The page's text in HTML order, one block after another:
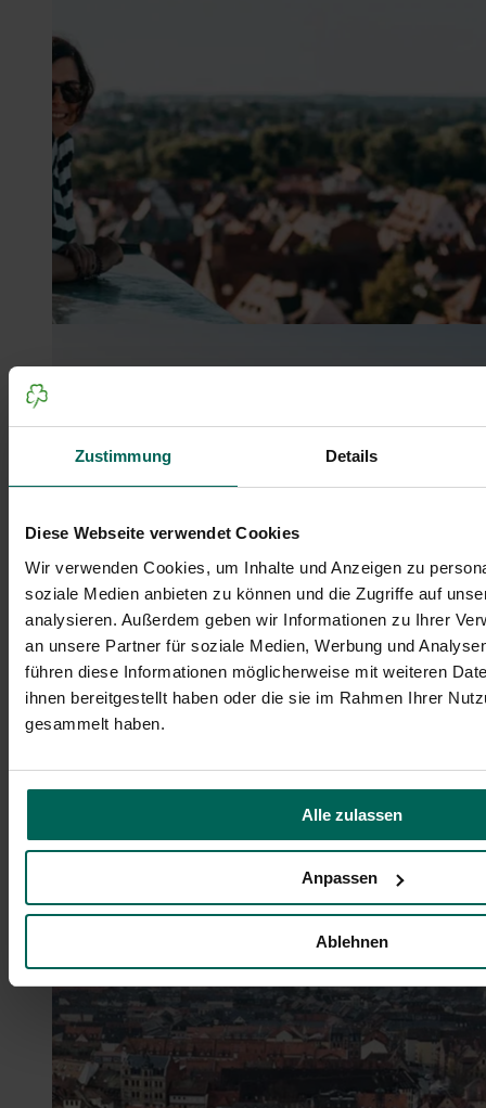
Zustimmung Details
Diese Webseite verwendet Cookies
Wir verwenden Cookies, um Inhalte und Anzeigen zu
soziale Medien anbieten zu können und die Zugriffe auf
analysieren. Außerdem geben wir Informationen zu Ihrer
an unsere Partner für soziale Medien, Werbung und
führen diese Informationen möglicherweise mit weiteren
ihnen bereitgestellt haben oder die sie im Rahmen Ihrer
gesammelt haben.
Alle zulassen
Anpassen
Ablehnen
Sights
Fürth's top 10 sights
© Tourist-Information Fürth
Viewpoints
Fürth from above: 5 great viewpoints
© Sommertage
Green Oases
Fürth’s top 5 green oases
© Johannes Heuckeroth